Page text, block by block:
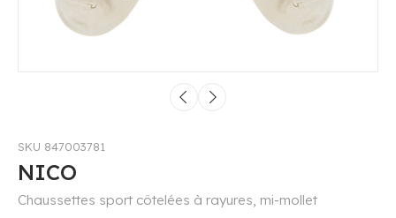
SKU 847003781
NICO
Chaussettes sport côtelées à rayures, mi-mollet